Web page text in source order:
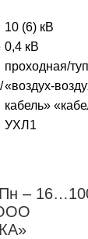
10 (6) кВ
0,4 кВ
проходная/
«воздух-
кабель»
УХЛ1
–